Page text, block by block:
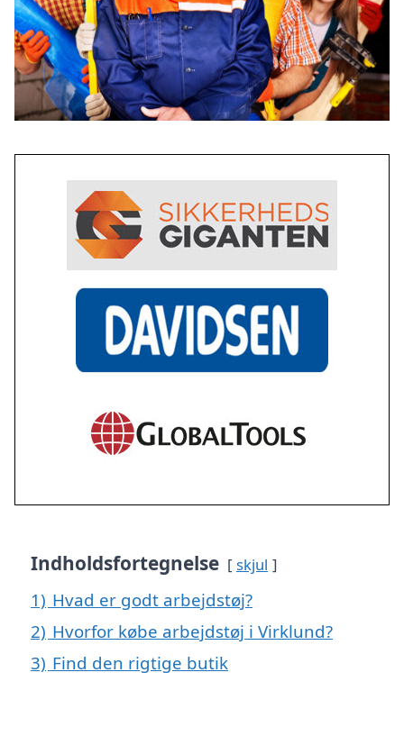
Indholdsfortegnelse skjul
1) Hvad er godt arbejdstøj?
2) Hvorfor købe arbejdstøj i Virklund?
3) Find den rigtige butik